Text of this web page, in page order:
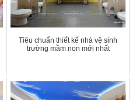
Tiêu chuẩn thiết kế nhà vệ sinh
trường mầm non mới nhất